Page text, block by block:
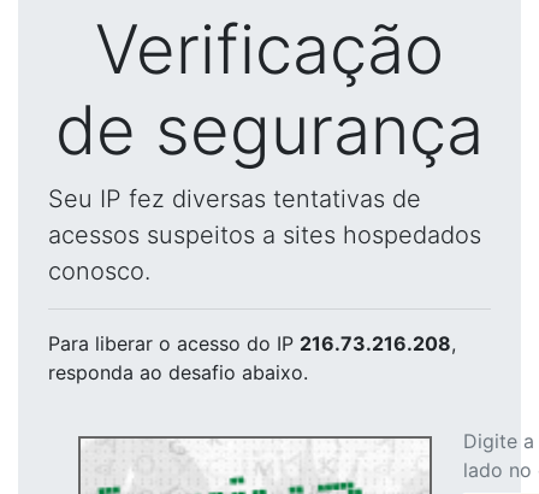
Verificação
de segurança
Seu IP fez diversas tentativas de
acessos suspeitos a sites hospedados
conosco.
Para liberar o acesso do IP 216.73.216.208,
responda ao desafio abaixo.
Digite
lado no